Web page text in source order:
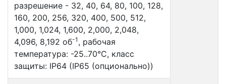
разрешение - 32, 40, 64, 80, 100, 128,
160, 200, 256, 320, 400, 500, 512,
1,000, 1,024, 1,600, 2,000, 2,048,
4,096, 8,192 об-1 , рабочая
температура: -25..70°С, класс
защиты: IP64 (IP65 (опционально))